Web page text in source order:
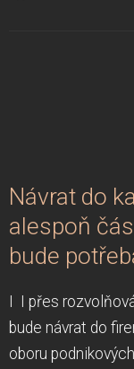
Návrat do
alespoň
bude
I I přes
bude návrat do
oboru